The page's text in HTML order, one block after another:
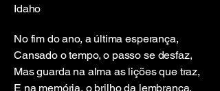
Idaho
No fim do ano, a última esperança,
Cansado o tempo, o passo se desfaz,
Mas guarda na alma as lições que traz,
E na memória, o brilho da lembrança.